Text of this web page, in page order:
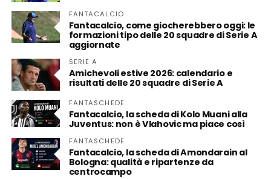
FANTACALCIO
Fantacalcio, come giocherebbero oggi: le
formazioni tipo delle 20 squadre di Serie A
aggiornate
SERIE A
Amichevoli estive 2026: calendario e
risultati delle 20 squadre di Serie A
FANTASCHEDE
Fantacalcio, la scheda di Kolo Muani alla
Juventus: non è Vlahovic ma piace così
FANTASCHEDE
Fantacalcio, la scheda di Amondarain al
Bologna: qualità e ripartenze da
centrocampo